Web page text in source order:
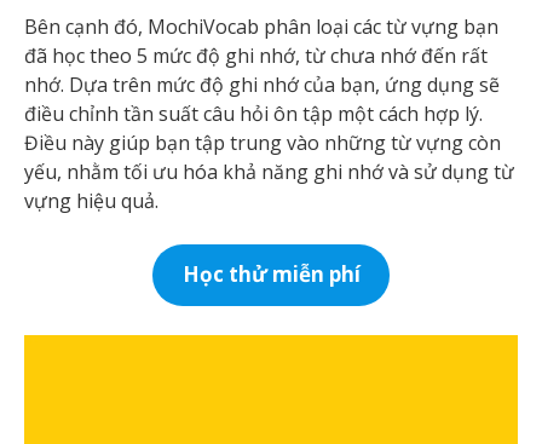
Bên cạnh đó, MochiVocab phân loại các từ vựng bạn
đã học theo 5 mức độ ghi nhớ, từ chưa nhớ đến rất
nhớ. Dựa trên mức độ ghi nhớ của bạn, ứng dụng sẽ
điều chỉnh tần suất câu hỏi ôn tập một cách hợp lý.
Điều này giúp bạn tập trung vào những từ vựng còn
yếu, nhằm tối ưu hóa khả năng ghi nhớ và sử dụng từ
vựng hiệu quả.
Học thử miễn phí